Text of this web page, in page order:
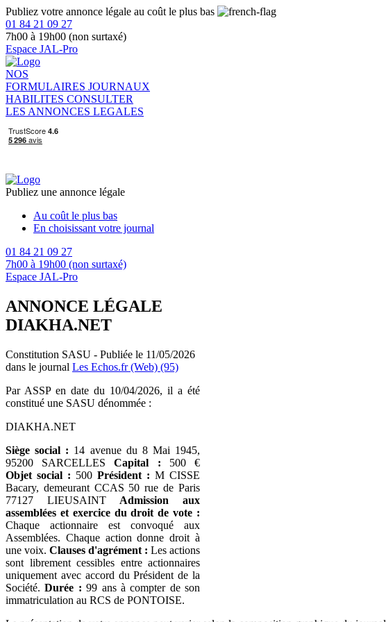
Publiez votre annonce légale au coût le plus bas
01 84 21 09 27
7h00 à 19h00 (non surtaxé)
Espace JAL-Pro
NOS
FORMULAIRES JOURNAUX
HABILITES CONSULTER
LES ANNONCES LEGALES
Publiez une annonce légale
Au coût le plus bas
En choisissant votre journal
01 84 21 09 27
7h00 à 19h00 (non surtaxé)
Espace JAL-Pro
ANNONCE LÉGALE
DIAKHA.NET
Constitution SASU - Publiée le 11/05/2026
dans le journal Les Echos.fr (Web) (95)
Par ASSP en date du 10/04/2026, il a été
constitué une SASU dénommée :
DIAKHA.NET
Siège social : 14 avenue du 8 Mai 1945,
95200 SARCELLESCapital : 500 €
Objet social : 500 Président : M CISSE
Bacary, demeurant CCAS 50 rue de Paris
77127 LIEUSAINT Admission aux
assemblées et exercice du droit de vote :
Chaque actionnaire est convoqué aux
Assemblées. Chaque action donne droit à
une voix. Clauses d'agrément : Les actions
sont librement cessibles entre actionnaires
uniquement avec accord du Président de la
Société.Durée : 99 ans à compter de son
immatriculation au RCS de PONTOISE.